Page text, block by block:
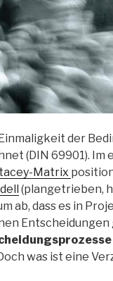
der
(DIN 69901). Im
Matrix
(plangetrieben,
ab, dass es in
was ist eine